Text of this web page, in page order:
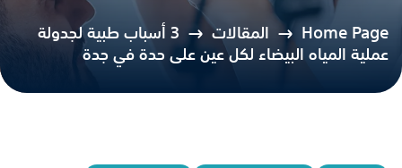
Home Page المقالات
3 أسباب طبية لجدولة
عملية المياه البيضاء لكل عين على حدة في جدة